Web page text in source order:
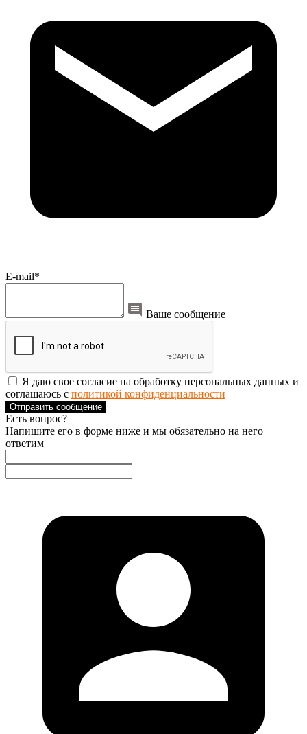
E-mail*
Ваше сообщение
Я даю свое согласие на обработку персональных данных и
соглашаюсь с политикой конфиденциальности
Отправить сообщение
Есть вопрос?
Напишите его в форме ниже и мы обязательно на него
ответим